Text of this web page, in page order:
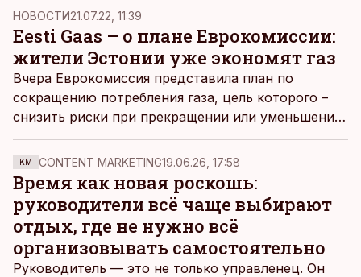
чиновники не уверены, что Россия возобновит
экспорт после этой даты. Шантаж ЕС дефицитом
газа может стать новым аргументом России в
борьбе за отмену санкций. Угроза пока не
озвучена прямо, но напряжение нарастает.
Теоретически у России есть все возможности
перекрыть поставки, предупреждают
экономисты. Как Европа (и весь мир) будет
справляться с дефицитом ресурсов — и
насколько серьезно пострадает в таком случае
сам российский бюджет?
НОВОСТИ21.07.22, 11:39
Eesti Gaas – о плане Еврокомиссии:
жители Эстонии уже экономят газ
Вчера Еврокомиссия представила план по
сокращению потребления газа, цель которого –
снизить риски при прекращении или уменьшении
поставок газа из России. План предусматривает
сокращение потребления на 15% и затронет все
страны-члены ЕС. По словам представителей Eesti
Gaas, эстонцы уже начали сокращать
потребление, поэтому необходимости во
введении чрезвычайной ситуации нет.
KM CONTENT MARKETING19.06.26, 17:58
Время как новая роскошь:
руководители всё чаще выбирают
отдых, где не нужно всё
организовывать самостоятельно
Руководитель — это не только управленец. Он